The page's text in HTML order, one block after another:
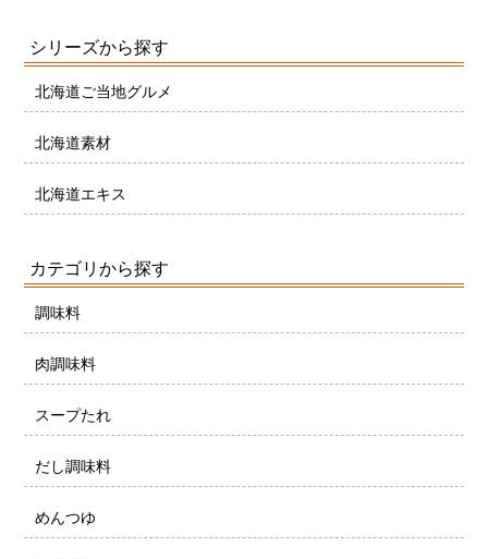
シリーズから探す
北海道ご当地グルメ
北海道素材
北海道エキス
カテゴリから探す
調味料
肉調味料
スープたれ
だし調味料
めんつゆ